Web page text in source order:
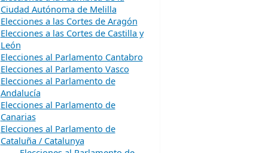
Ciudad Autónoma de Melilla
Elecciones a las Cortes de Aragón
Elecciones a las Cortes de Castilla y
León
Elecciones al Parlamento Cantabro
Elecciones al Parlamento Vasco
Elecciones al Parlamento de
Andalucía
Elecciones al Parlamento de
Canarias
Elecciones al Parlamento de
Cataluña / Catalunya